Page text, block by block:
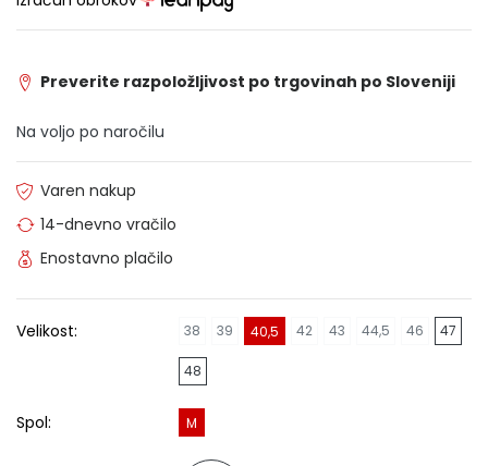
Preverite razpoložljivost po trgovinah po Sloveniji
Na voljo po naročilu
Varen nakup
14-dnevno vračilo
Enostavno plačilo
Velikost: 38 39 40,5 42 43 44,5 46 47
48
Spol: M